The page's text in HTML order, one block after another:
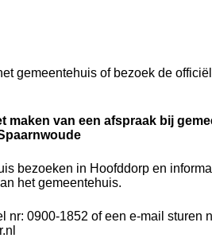
gemeentehuis of bezoek de
maken van een afspraak bij
bezoeken in Hoofddorp en
het gemeentehuis.
nr: 0900-1852 of een e-mail sturen